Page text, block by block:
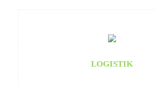
LOGISTIK